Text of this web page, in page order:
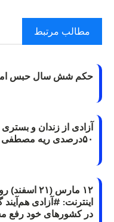
مطالب مرتبط
حکم شش سال حبس
آزادی از زندان و
۵۰درصدی ریه مصطفی دانشجو
۱۲ مارس (۲۱
در کشورهای خود رفع